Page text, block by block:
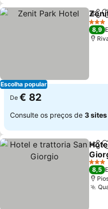
Escolha popular
3
8,9
De € 82
Consulte os preços de 3 sites
Ver
3
8,5